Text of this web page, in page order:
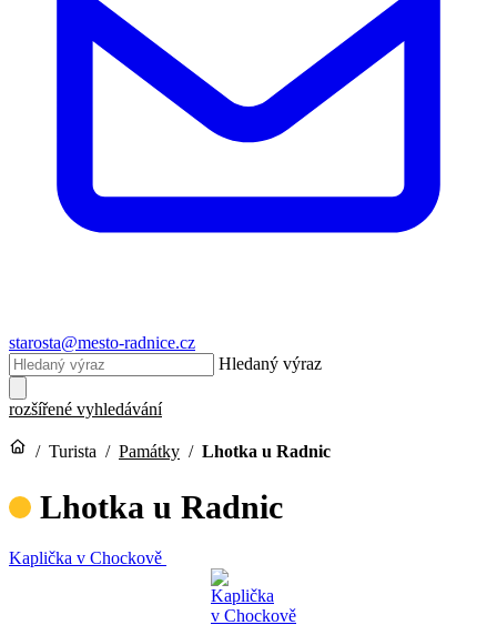
starosta@mesto-radnice.cz
Hledaný výraz
rozšířené vyhledávání
/ Turista / Památky / Lhotka u Radnic
Lhotka u Radnic
Kaplička v Chockově